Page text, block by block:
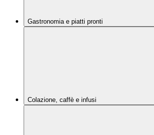
Gastronomia e piatti pronti
Colazione, caffè e infusi